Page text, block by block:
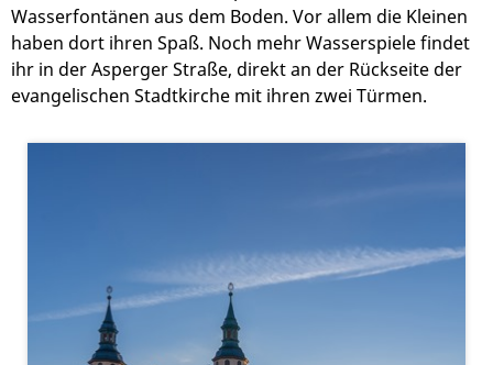
Wasserfontänen aus dem Boden. Vor allem die Kleinen
haben dort ihren Spaß. Noch mehr Wasserspiele findet
ihr in der Asperger Straße, direkt an der Rückseite der
evangelischen Stadtkirche mit ihren zwei Türmen.